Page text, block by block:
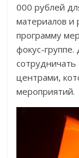
000 рублей
материалов и
программу
фокус-
центрами,
мероприятий.